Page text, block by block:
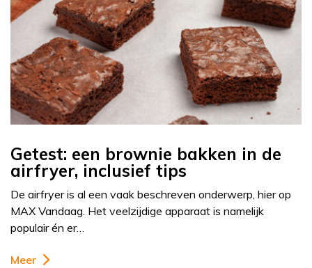
Getest: een brownie bakken in de
airfryer, inclusief tips
De airfryer is al een vaak beschreven onderwerp, hier op
MAX Vandaag. Het veelzijdige apparaat is namelijk
populair én er…
Meer